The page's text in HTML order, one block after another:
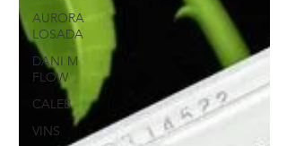
AURORA
LOSADA
DANI M
FLOW
CALEB
VINS